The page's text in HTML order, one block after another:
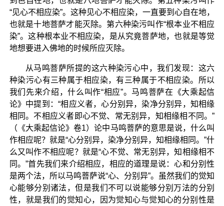
“见心不相应染”。这种见心不相应染，一直要到心自在地，
也就是十地菩萨才能灭除。第六种染污叫作“根本业不相应
染”。这种根本业不相应染，是从究竟菩萨地，也就是等觉
地想要进入佛地的时候所应灭除。
从马鸣菩萨所提的这六种染污心中，我们发现：这六
种染污心有三种属于相应染，有三种属于不相应染。所以
我们先来介绍，什么叫作“相应”。马鸣菩萨在《大乘起信
论》中提到：“相应义者，心分别异，染净分别异，知相缘
相同。不相应义者即心不觉、常无别异，知相缘相不同。”
（《大乘起信论》卷1）论中马鸣菩萨的意思是说，什么叫
作相应呢？就是“心分别异，染净分别异，知相缘相同。”什
么又叫作不相应呢？就是“心不觉、常无别异，知相缘相不
同。”首先我们来介绍相应，相应的道理是说：心和分别性
是两个法，所以马鸣菩萨说“心、分别异”。虽然我们的觉知
心能够分别诸法，但是我们不可以说能够分别万法的分别
性，就是我们的觉知心，因为觉知心与觉知心的分别性是